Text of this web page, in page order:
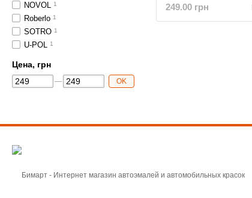
249.00 грн
NOVOL 1
Roberlo 1
SOTRO 1
U-POL 1
Цена, грн
OK